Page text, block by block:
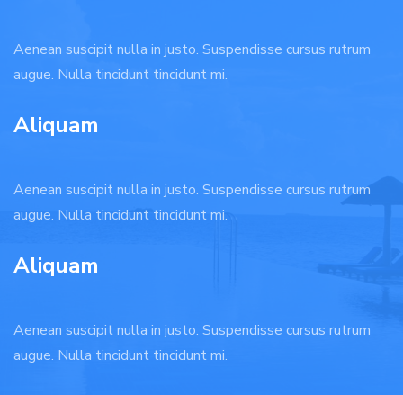
Aenean suscipit nulla in justo. Suspendisse cursus rutrum
augue. Nulla tincidunt tincidunt mi.
Aliquam
Aenean suscipit nulla in justo. Suspendisse cursus rutrum
augue. Nulla tincidunt tincidunt mi.
Aliquam
Aenean suscipit nulla in justo. Suspendisse cursus rutrum
augue. Nulla tincidunt tincidunt mi.